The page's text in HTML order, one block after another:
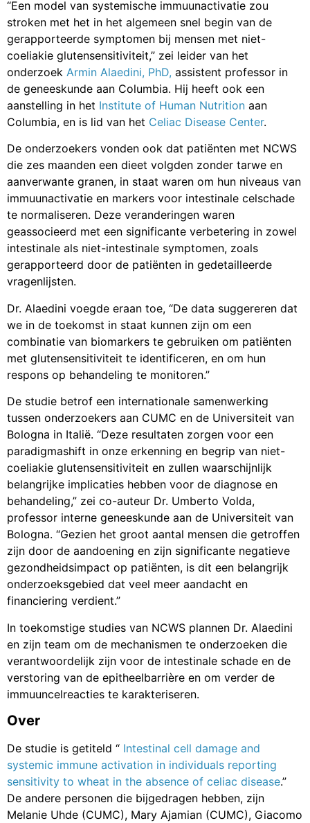
“Een model van systemische immuunactivatie zou
stroken met het in het algemeen snel begin van de
gerapporteerde symptomen bij mensen met niet-
coeliakie glutensensitiviteit,” zei leider van het
onderzoek Armin Alaedini, PhD, assistent professor in
de geneeskunde aan Columbia. Hij heeft ook een
aanstelling in het Institute of Human Nutrition aan
Columbia, en is lid van het Celiac Disease Center.
De onderzoekers vonden ook dat patiënten met NCWS
die zes maanden een dieet volgden zonder tarwe en
aanverwante granen, in staat waren om hun niveaus van
immuunactivatie en markers voor intestinale celschade
te normaliseren. Deze veranderingen waren
geassocieerd met een significante verbetering in zowel
intestinale als niet-intestinale symptomen, zoals
gerapporteerd door de patiënten in gedetailleerde
vragenlijsten.
Dr. Alaedini voegde eraan toe, “De data suggereren dat
we in de toekomst in staat kunnen zijn om een
combinatie van biomarkers te gebruiken om patiënten
met glutensensitiviteit te identificeren, en om hun
respons op behandeling te monitoren.”
De studie betrof een internationale samenwerking
tussen onderzoekers aan CUMC en de Universiteit van
Bologna in Italië. “Deze resultaten zorgen voor een
paradigmashift in onze erkenning en begrip van niet-
coeliakie glutensensitiviteit en zullen waarschijnlijk
belangrijke implicaties hebben voor de diagnose en
behandeling,” zei co-auteur Dr. Umberto Volda,
professor interne geneeskunde aan de Universiteit van
Bologna. “Gezien het groot aantal mensen die getroffen
zijn door de aandoening en zijn significante negatieve
gezondheidsimpact op patiënten, is dit een belangrijk
onderzoeksgebied dat veel meer aandacht en
financiering verdient.”
In toekomstige studies van NCWS plannen Dr. Alaedini
en zijn team om de mechanismen te onderzoeken die
verantwoordelijk zijn voor de intestinale schade en de
verstoring van de epitheelbarrière en om verder de
immuuncelreacties te karakteriseren.
Over
De studie is getiteld “ Intestinal cell damage and
systemic immune activation in individuals reporting
sensitivity to wheat in the absence of celiac disease.”
De andere personen die bijgedragen hebben, zijn
Melanie Uhde (CUMC), Mary Ajamian (CUMC), Giacomo